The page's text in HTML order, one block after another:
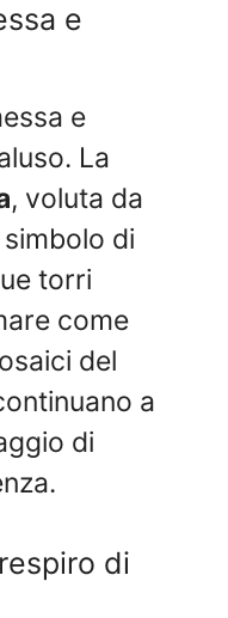
e
e
La
, voluta da
simbolo di
torri
come
del
a
di
di